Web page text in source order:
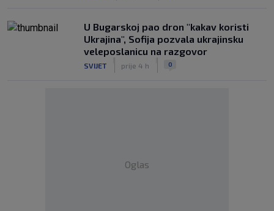
U Bugarskoj pao dron "kakav koristi
Ukrajina", Sofija pozvala ukrajinsku
veleposlanicu na razgovor
SVIJET prije 4 h 0
Oglas